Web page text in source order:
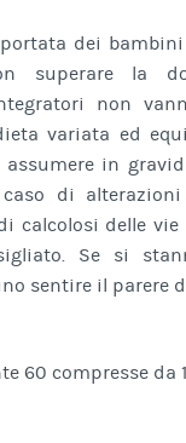
dei
superare la
non
variata ed
in
caso di
calcolosi delle vie
Se si
sentire il parere
60 compresse da